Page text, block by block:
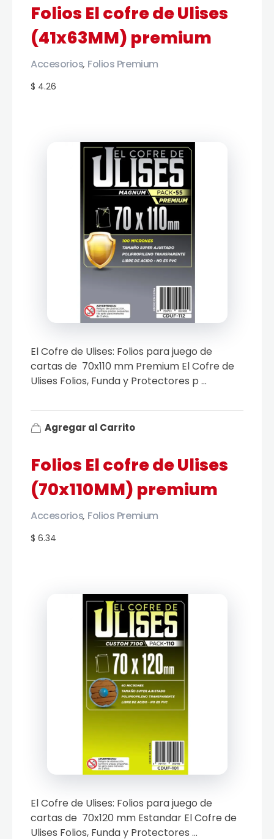
Folios El cofre de Ulises
(41x63MM) premium
$ 4.26
Accesorios, Folios Premium
Folios El cofre de Ulises
(70x110MM) premium
$ 6.34
Accesorios, Folios Premium
El Cofre de Ulises: Folios para juego de
cartas de 70x110 mm Premium El Cofre de
Ulises Folios, Funda y Protectores p ...
Agregar al Carrito
El Cofre de Ulises: Folios para juego de
cartas de 70x120 mm Estandar El Cofre de
Ulises Folios, Funda y Protectores ...